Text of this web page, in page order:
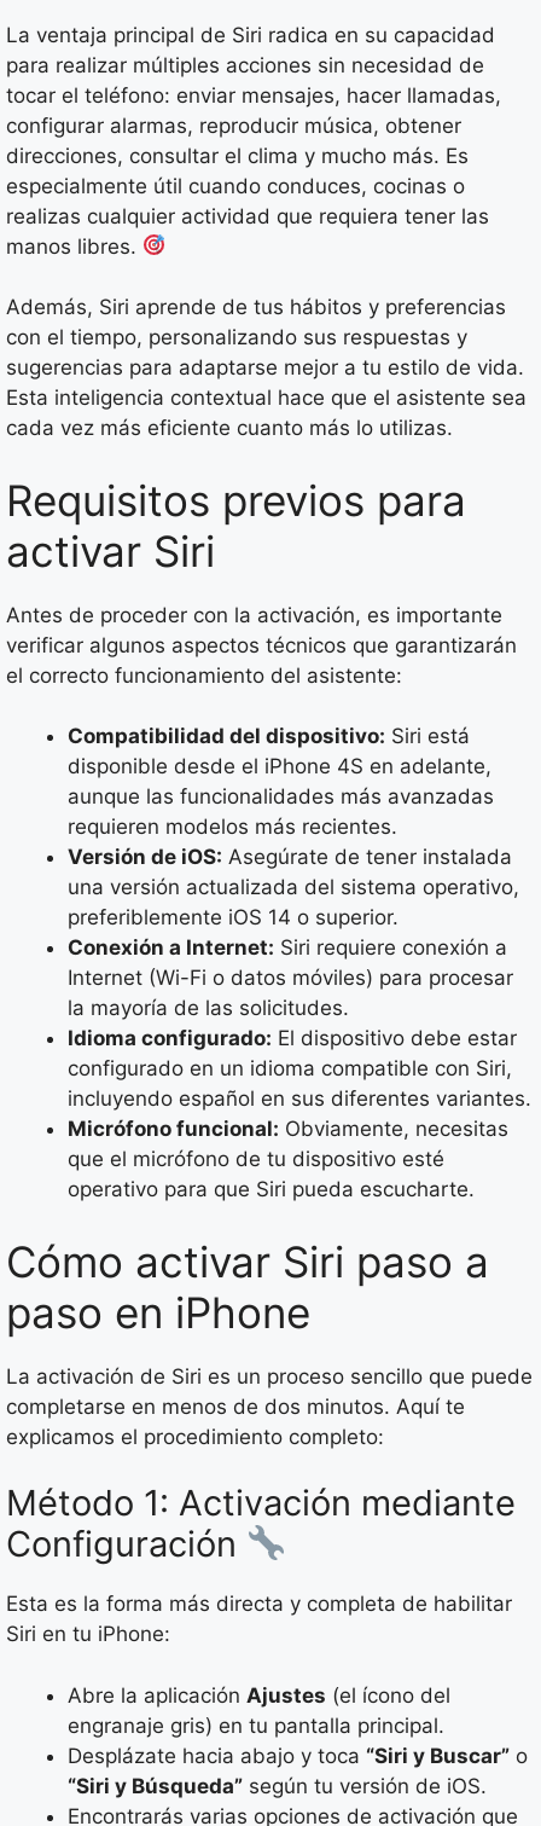
La ventaja principal de Siri radica en su capacidad
para realizar múltiples acciones sin necesidad de
tocar el teléfono: enviar mensajes, hacer llamadas,
configurar alarmas, reproducir música, obtener
direcciones, consultar el clima y mucho más. Es
especialmente útil cuando conduces, cocinas o
realizas cualquier actividad que requiera tener las
manos libres.
Además, Siri aprende de tus hábitos y preferencias
con el tiempo, personalizando sus respuestas y
sugerencias para adaptarse mejor a tu estilo de vida.
Esta inteligencia contextual hace que el asistente sea
cada vez más eficiente cuanto más lo utilizas.
Requisitos previos para
activar Siri
Antes de proceder con la activación, es importante
verificar algunos aspectos técnicos que garantizarán
el correcto funcionamiento del asistente:
Compatibilidad del dispositivo: Siri está
disponible desde el iPhone 4S en adelante,
aunque las funcionalidades más avanzadas
requieren modelos más recientes.
Versión de iOS: Asegúrate de tener instalada
una versión actualizada del sistema operativo,
preferiblemente iOS 14 o superior.
Conexión a Internet: Siri requiere conexión a
Internet (Wi-Fi o datos móviles) para procesar
la mayoría de las solicitudes.
Idioma configurado: El dispositivo debe estar
configurado en un idioma compatible con Siri,
incluyendo español en sus diferentes variantes.
Micrófono funcional: Obviamente, necesitas
que el micrófono de tu dispositivo esté
operativo para que Siri pueda escucharte.
Cómo activar Siri paso a
paso en iPhone
La activación de Siri es un proceso sencillo que puede
completarse en menos de dos minutos. Aquí te
explicamos el procedimiento completo:
Método 1: Activación mediante
Configuración
Esta es la forma más directa y completa de habilitar
Siri en tu iPhone:
Abre la aplicación Ajustes (el ícono del
engranaje gris) en tu pantalla principal.
Desplázate hacia abajo y toca “Siri y Buscar” o
“Siri y Búsqueda” según tu versión de iOS.
Encontrarás varias opciones de activación que